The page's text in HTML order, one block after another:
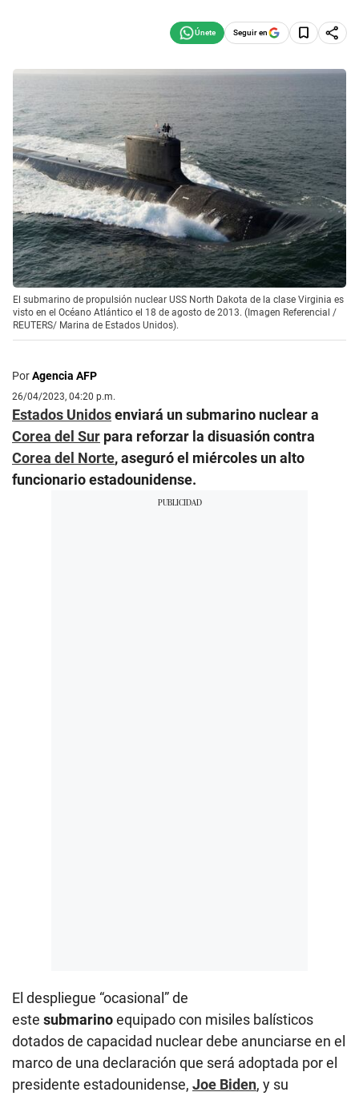
Seguir en
El submarino de propulsión nuclear USS North Dakota de la clase Virginia es
visto en el Océano Atlántico el 18 de agosto de 2013. (Imagen Referencial /
REUTERS/ Marina de Estados Unidos).
PorAgencia AFP
26/04/2023, 04:20 p.m.
Estados Unidosenviará un submarino nuclear a
Corea del Sur para reforzar la disuasión contra
Corea del Norte, aseguró el miércoles un alto
funcionario estadounidense.
El despliegue “ocasional” de
este submarinoequipado con misiles balísticos
dotados de capacidad nuclear debe anunciarse en el
marco de una declaración que será adoptada por el
presidente estadounidense, Joe Biden, y su